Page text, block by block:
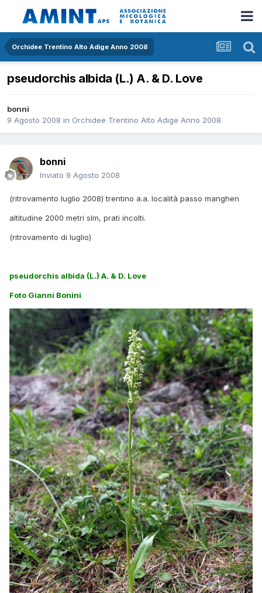
Orchidee Trentino Alto Adige Anno 2008
pseudorchis albida (L.) A. & D. Love
bonni
9 Agosto 2008 in Orchidee Trentino Alto Adige Anno 2008
bonni
Inviato 9 Agosto 2008
(ritrovamento luglio 2008) trentino a.a. località passo manghen
altitudine 2000 metri slm, prati incolti.
(ritrovamento di luglio)
pseudorchis albida (L.) A. & D. Love
Foto Gianni Bonini